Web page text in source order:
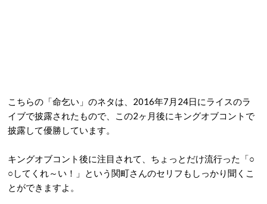
こちらの「命乞い」のネタは、2016年7月24日にライスのラ
イブで披露されたもので、この2ヶ月後にキングオブコントで
披露して優勝しています。
キングオブコント後に注目されて、ちょっとだけ流行った「○
○してくれ～い！」という関町さんのセリフもしっかり聞くこ
とができますよ。